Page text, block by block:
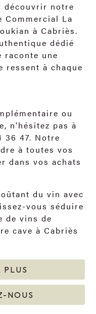
découvrir notre
Commercial La
à Cabriès.
dédié
raconte une
ressent à chaque
ou
n'hésitez pas à
36 47. Notre
à toutes vos
dans vos achats
du vin avec
vous séduire
de vins de
cave à Cabriès
PLUS
NOUS